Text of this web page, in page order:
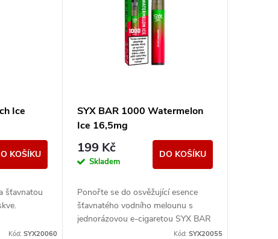
Ice
KOŠÍKU
šťavnatou
Kód: SYX20060
SYX BAR 1000 Watermelon
Ice 16,5mg
199 Kč
Skladem
DO KOŠÍKU
Ponořte se do osvěžující esence
šťavnatého vodního melounu s
jednorázovou e-cigaretou SYX BAR
Kód: SYX20055